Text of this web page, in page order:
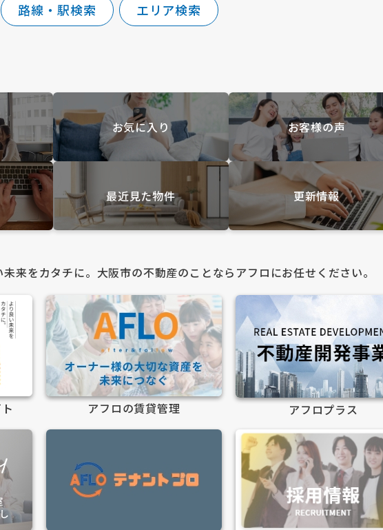
路線・駅検索 エリア検索
お気に入り お客様の声
最近見た物件 更新情報
未来をカタチに。大阪市の不動産のことならアフロにお任せください。
アフロの賃貸管理 アフロプラス